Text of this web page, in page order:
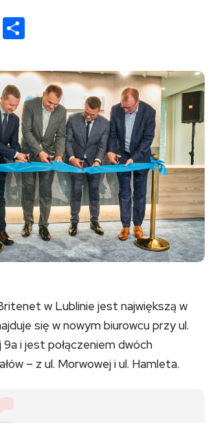
Email
w Lublinie jest największą w
się w nowym biurowcu przy ul.
9a i jest połączeniem dwóch
– z ul. Morwowej i ul. Hamleta.